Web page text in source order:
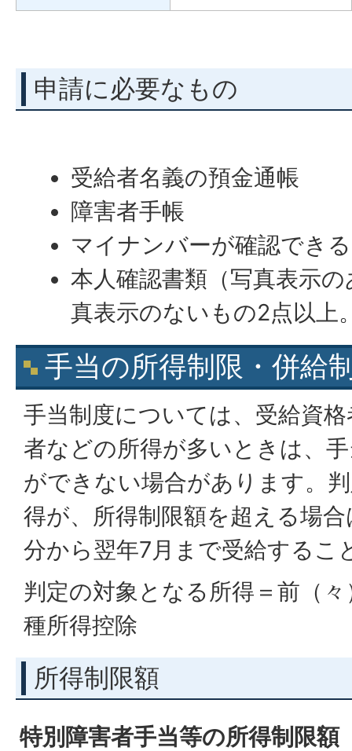
申請に必要なもの
受給者名義の預金通帳
障害者手帳
マイナンバーが確認でき
本人確認書類（写真表示
真表示のないもの2点以上
手当の所得制限・併給
手当制度については、受給資
者などの所得が多いときは、
ができない場合があります。
得が、所得制限額を超える場
分から翌年7月まで受給するこ
判定の対象となる所得＝前（
種所得控除
所得制限額
特別障害者手当等の所得制限額